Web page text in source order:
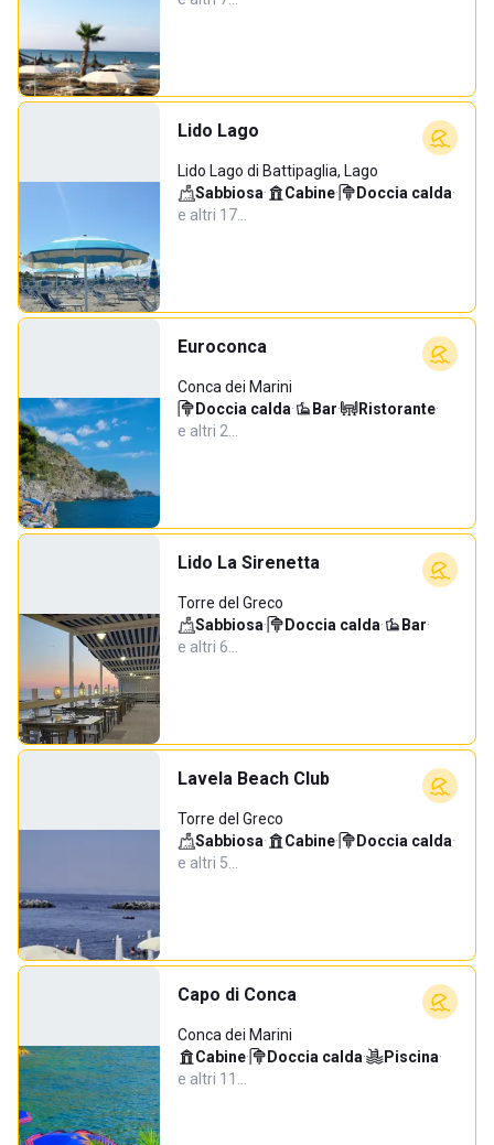
Lido Lago
Lido Lago di Battipaglia, Lago
Sabbiosa· Cabine· Doccia calda·
e altri 17…
Euroconca
Conca dei Marini
Doccia calda· Bar· Ristorante·
e altri 2…
Lido La Sirenetta
Torre del Greco
Sabbiosa· Doccia calda· Bar·
e altri 6…
Lavela Beach Club
Torre del Greco
Sabbiosa· Cabine· Doccia calda·
e altri 5…
Capo di Conca
Conca dei Marini
Cabine· Doccia calda· Piscina·
e altri 11…